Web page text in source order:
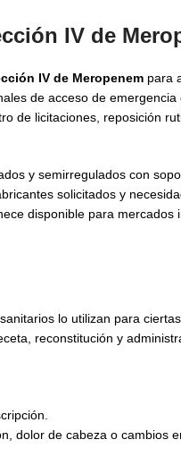
IV de
IV de Meropenem para
de acceso de emergencia
de licitaciones, reposición
y semirregulados con
solicitados y
disponible para mercados
lo utilizan para
reconstitución y
dolor de cabeza o cambios